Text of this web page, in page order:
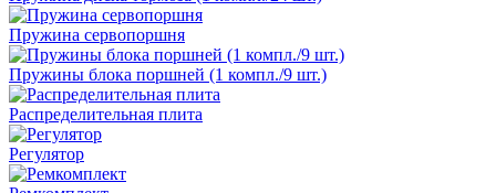
Пружина сервопоршня
Пружины блока поршней (1 компл./9 шт.)
Распределительная плита
Регулятор